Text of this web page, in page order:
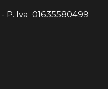
P. Iva 01635580499